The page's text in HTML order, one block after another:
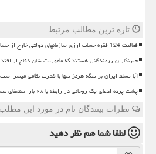
تازه ترین مطالب مرتبط
فعالیت 124 فقره حساب ارزی سازمانهای دولتی خارج از حساب واحد خزانه
خبرنگاران رزمندگانی هستند که مأموریت شان دفاع از
آیا تسلط ایران بر تنگه هرمز تنها با قدرت نظامی میسر
پشت پرده ادعای یک روحانی در رابطه با ۲۸ بار استعفای مسعود پزشکیان
نظرات بینندگان نام در مورد این مطلب
لطفا شما همنظر دهید